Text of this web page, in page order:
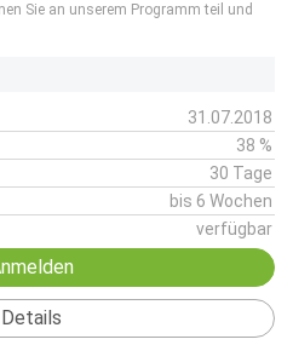
Sie an unserem Programm teil und
31.07.2018
38 %
30 Tage
bis 6 Wochen
verfügbar
Details